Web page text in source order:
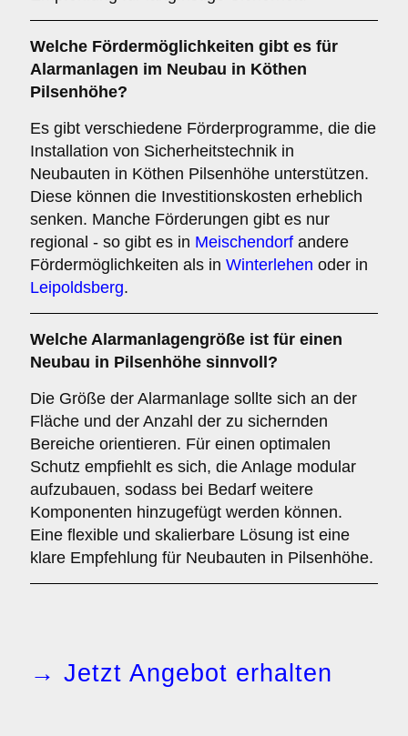
Welche Fördermöglichkeiten gibt es für
Alarmanlagen im Neubau in Köthen
Pilsenhöhe?
Es gibt verschiedene Förderprogramme, die die
Installation von Sicherheitstechnik in
Neubauten in Köthen Pilsenhöhe unterstützen.
Diese können die Investitionskosten erheblich
senken. Manche Förderungen gibt es nur
regional - so gibt es in Meischendorf andere
Fördermöglichkeiten als in Winterlehen oder in
Leipoldsberg.
Welche Alarmanlagengröße ist für einen
Neubau in Pilsenhöhe sinnvoll?
Die Größe der Alarmanlage sollte sich an der
Fläche und der Anzahl der zu sichernden
Bereiche orientieren. Für einen optimalen
Schutz empfiehlt es sich, die Anlage modular
aufzubauen, sodass bei Bedarf weitere
Komponenten hinzugefügt werden können.
Eine flexible und skalierbare Lösung ist eine
klare Empfehlung für Neubauten in Pilsenhöhe.
→ Jetzt Angebot erhalten